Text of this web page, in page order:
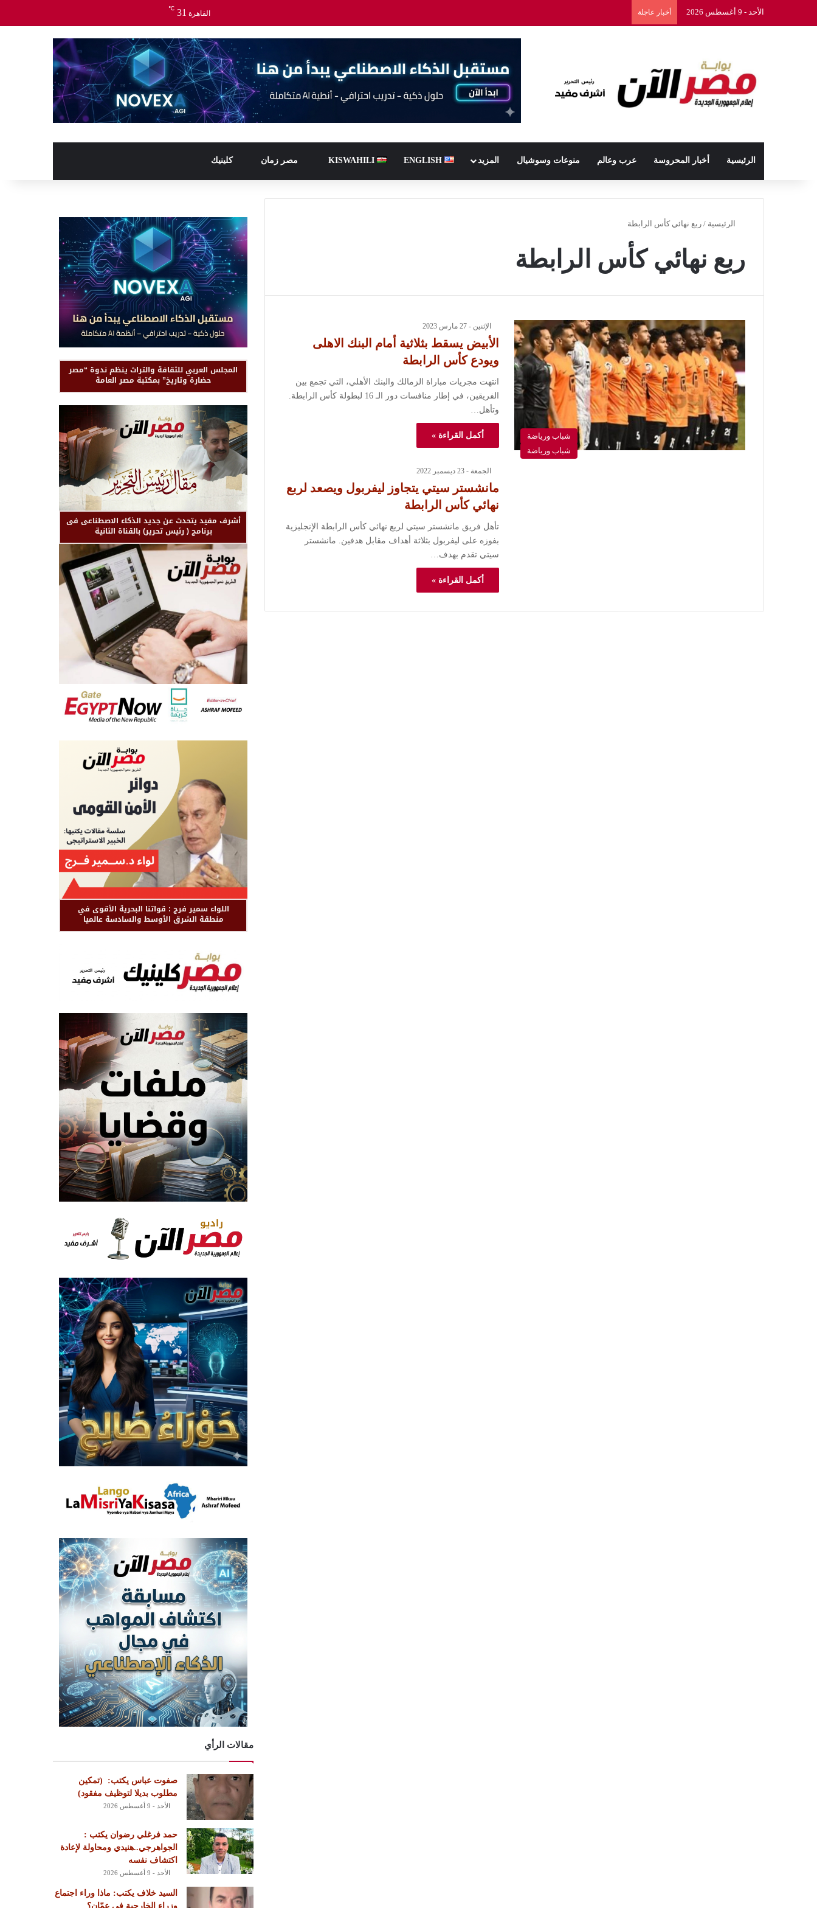
الأحد - 9 أغسطس 2026 أخبار عاجلة القاهرة 31
℃
الرئيسية أخبار المحروسة عرب وعالم منوعات وسوشيال المزيد ENGLISH
KISWAHILI مصر زمان كلينيك
الرئيسية / ربع نهائي كأس الرابطة
ربع نهائي كأس الرابطة
شباب ورياضة
الإثنين - 27 مارس 2023
الأبيض يسقط بثلاثية أمام البنك الاهلى
ويودع كأس الرابطة
انتهت مجريات مباراة الزمالك والبنك الأهلي، التي تجمع بين
الفريقين، في إطار منافسات دور الـ 16 لبطولة كأس الرابطة.
وتأهل…
أكمل القراءة »
شباب ورياضة
الجمعة - 23 ديسمبر 2022
مانشستر سيتي يتجاوز ليفربول ويصعد لربع
نهائي كأس الرابطة
تأهل فريق مانشستر سيتي لربع نهائي كأس الرابطة الإنجليزية
بفوزه على ليفربول بثلاثة أهداف مقابل هدفين. مانشستر
سيتي تقدم بهدف…
أكمل القراءة »
المجلس العربي للثقافة والتراث ينظم ندوة “مصر
حضارة وتاريخ” بمكتبة مصر العامة
أشرف مفيد يتحدث عن جديد الذكاء الاصطناعى فى
برنامج ( رئيس تحرير) بالقناة الثانية
اللواء سمير فرج : قواتنا البحرية الأقوى في
منطقة الشرق الأوسط والسادسة عالميا
مقالات الرأي
‏صفوت عباس يكتب: ‏ ‏(تمكين
مطلوب بديلا لتوظيف مفقود)
الأحد - 9 أغسطس 2026
حمد فرغلي رضوان يكتب :
الجواهرجي..هنيدي ومحاولة لإعادة
اكتشاف نفسه
الأحد - 9 أغسطس 2026
السيد خلاف يكتب: ماذا وراء اجتماع
وزراء الخارجية في عمّان؟